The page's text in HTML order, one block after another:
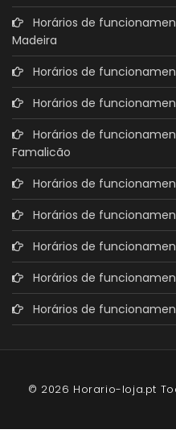
Horários de
Madeira
Horários de
Horários de
Horários de
Famalicão
Horários de
Horários de
Horários de
Horários de
Horários de
© 2026 Horario-loja.pt